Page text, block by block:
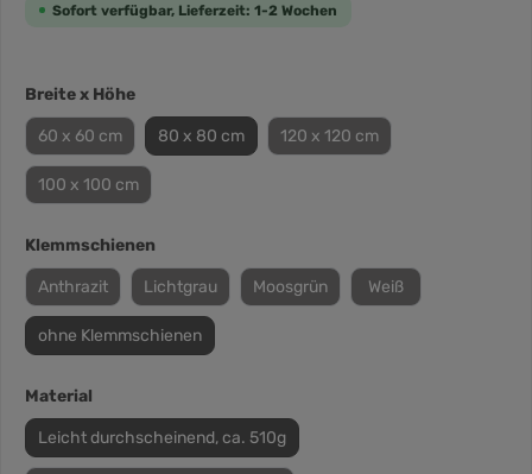
Sofort verfügbar, Lieferzeit: 1-2 Wochen
Breite x Höhe
60 x 60 cm 80 x 80 cm 120 x 120 cm
100 x 100 cm
Klemmschienen
Anthrazit Lichtgrau Moosgrün Weiß
ohne Klemmschienen
Material
Leicht durchscheinend, ca. 510g